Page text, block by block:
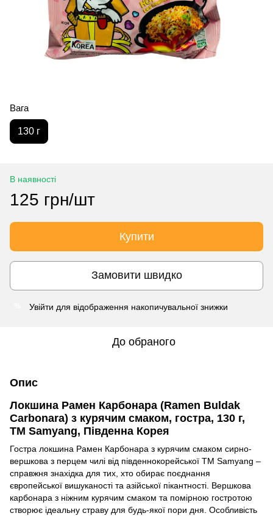
Вага
130 г
В наявності
125 грн/шт
Купити
Замовити швидко
Увійти для відображення накопичувальної знижки
До обраного
Опис
Локшина Рамен Карбонара (Ramen Buldak
Carbonara) з курячим смаком, гостра, 130 г,
TM Samyang, Південна Корея
Гостра локшина Рамен Карбонара з курячим смаком сирно-
вершкова з перцем чилі від південнокорейської TM Samyang –
справжня знахідка для тих, хто обирає поєднання
європейської вишуканості та азійської пікантності. Вершкова
карбонара з ніжним курячим смаком та помірною гостротою
створює ідеальну страву для будь-якої пори дня. Особливість